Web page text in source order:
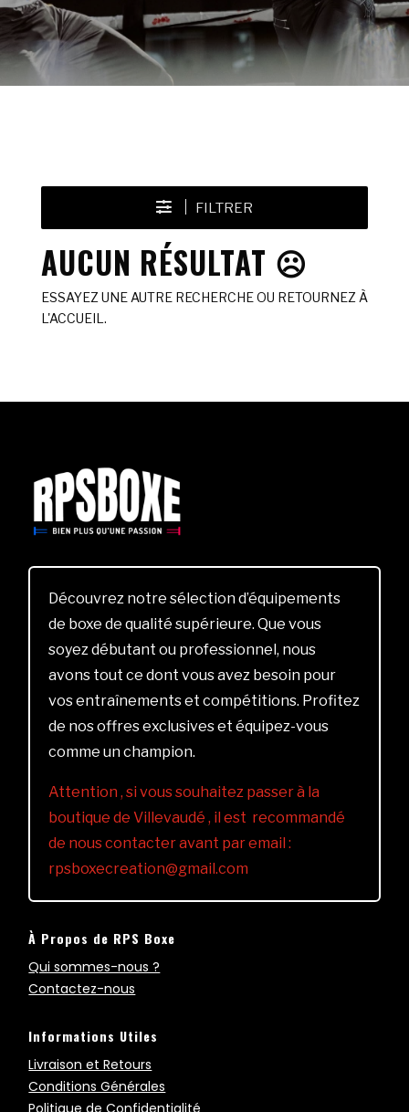
FILTRER
AUCUN RÉSULTAT ☹️
ESSAYEZ UNE AUTRE RECHERCHE OU RETOURNEZ À
L'ACCUEIL.
Découvrez notre sélection d’équipements
de boxe de qualité supérieure. Que vous
soyez débutant ou professionnel, nous
avons tout ce dont vous avez besoin pour
vos entraînements et compétitions. Profitez
de nos offres exclusives et équipez-vous
comme un champion.
Attention , si vous souhaitez passer à la
boutique de Villevaudé , il est recommandé
de nous contacter avant par email :
rpsboxecreation@gmail.com
À Propos de RPS Boxe
Qui sommes-nous ?
Contactez-nous
Informations Utiles
Livraison et Retours
Conditions Générales
Politique de Confidentialité